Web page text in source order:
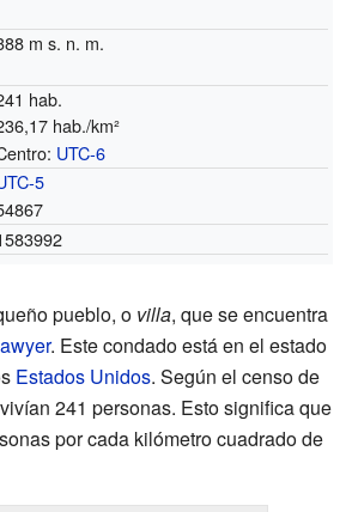
m s. n. m.
hab.
hab./km²
UTC-6
5
pueblo, o villa, que se encuentra
. Este condado está en el estado
Estados Unidos. Según el censo de
241 personas. Esto significa que
por cada kilómetro cuadrado de